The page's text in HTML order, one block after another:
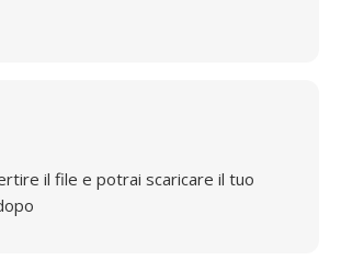
il file e potrai scaricare il tuo